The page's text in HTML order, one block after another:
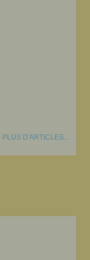
PLUS D'ARTICLES...